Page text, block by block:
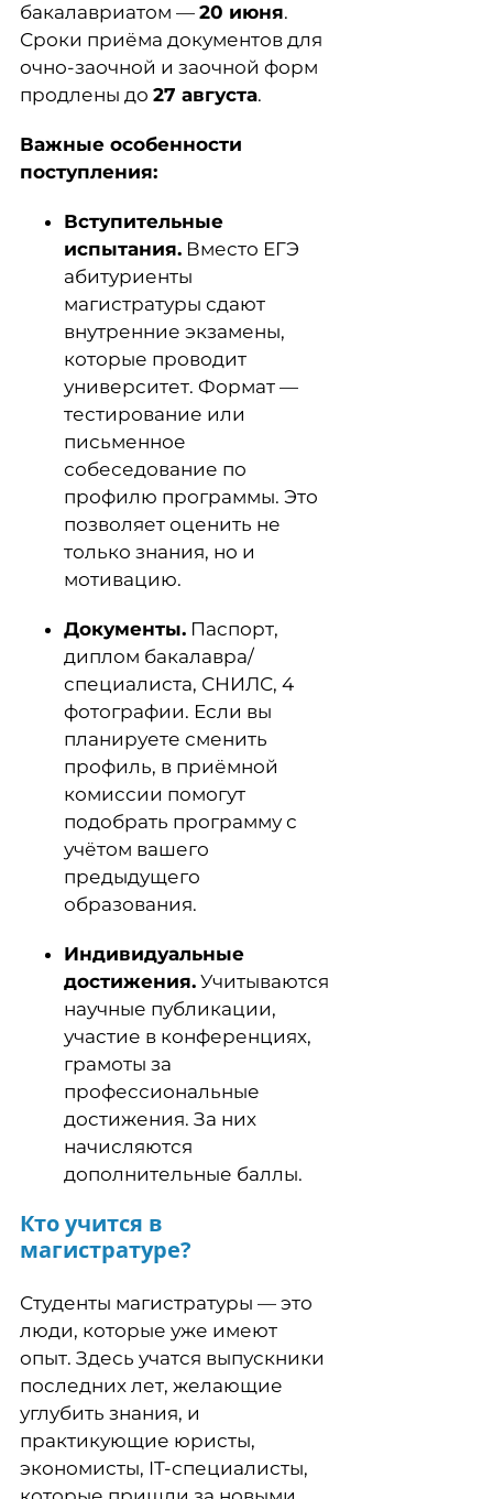
бакалавриатом — 20 июня.
Сроки приёма документов для
очно-заочной и заочной форм
продлены до 27 августа.
Важные особенности
поступления:
Вступительные
испытания. Вместо ЕГЭ
абитуриенты
магистратуры сдают
внутренние экзамены,
которые проводит
университет. Формат —
тестирование или
письменное
собеседование по
профилю программы. Это
позволяет оценить не
только знания, но и
мотивацию.
Документы. Паспорт,
диплом бакалавра/
специалиста, СНИЛС, 4
фотографии. Если вы
планируете сменить
профиль, в приёмной
комиссии помогут
подобрать программу с
учётом вашего
предыдущего
образования.
Индивидуальные
достижения. Учитываются
научные публикации,
участие в конференциях,
грамоты за
профессиональные
достижения. За них
начисляются
дополнительные баллы.
Кто учится в
магистратуре?
Студенты магистратуры — это
люди, которые уже имеют
опыт. Здесь учатся выпускники
последних лет, желающие
углубить знания, и
практикующие юристы,
экономисты, IT-специалисты,